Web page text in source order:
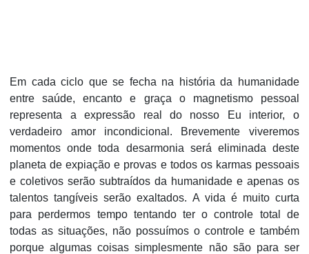
Em cada ciclo que se fecha na história da humanidade
entre saúde, encanto e graça o magnetismo pessoal
representa a expressão real do nosso Eu interior, o
verdadeiro amor incondicional. Brevemente viveremos
momentos onde toda desarmonia será eliminada deste
planeta de expiação e provas e todos os karmas pessoais
e coletivos serão subtraídos da humanidade e apenas os
talentos tangíveis serão exaltados. A vida é muito curta
para perdermos tempo tentando ter o controle total de
todas as situações, não possuímos o controle e também
porque algumas coisas simplesmente não são para ser